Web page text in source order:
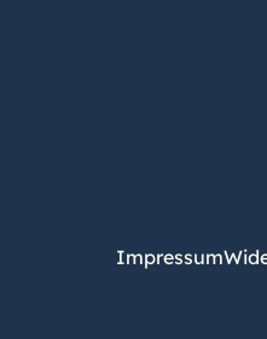
Impressum